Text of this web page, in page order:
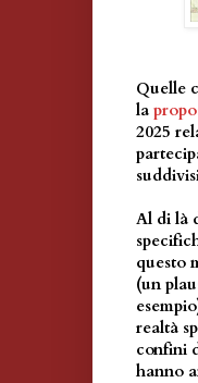
Quelle
la
2025
Al di là
questo
(un
realtà
confini
hanno